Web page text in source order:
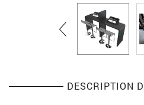
DESCRIPTION